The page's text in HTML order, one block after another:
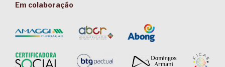
Em colaboração